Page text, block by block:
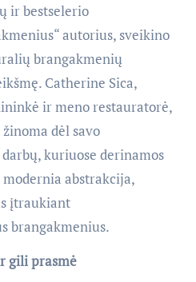
ir bestselerio
autorius, sveikino
brangakmenių
Catherine Sica,
ir meno restauratorė,
dėl savo
kuriuose derinamos
abstrakcija,
įtraukiant
brangakmenius.
gili prasmė